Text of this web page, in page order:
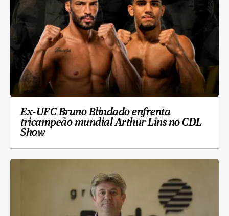
Ex-UFC Bruno Blindado enfrenta
tricampeão mundial Arthur Lins no CDL
Show